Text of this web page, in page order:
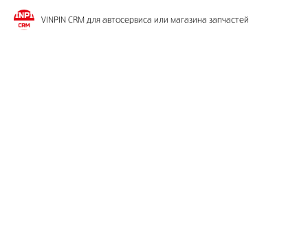
VINPIN CRM для автосервиса или магазина запчастей